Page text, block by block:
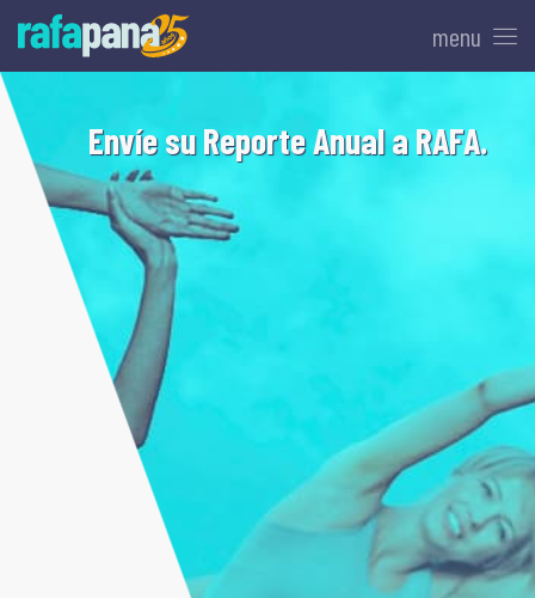
menu
Envíe su Reporte Anual a RAFA.